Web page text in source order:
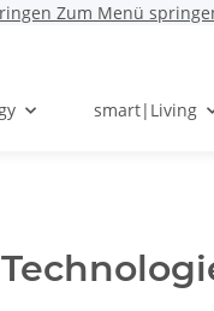
Zum Menü
smart|Living